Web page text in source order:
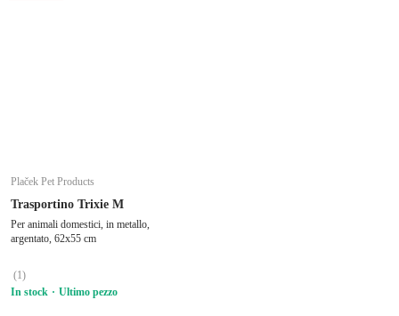
Plaček Pet Products
Trasportino Trixie M
Per animali domestici, in metallo,
argentato, 62x55 cm
(1)
In stock
Ultimo pezzo